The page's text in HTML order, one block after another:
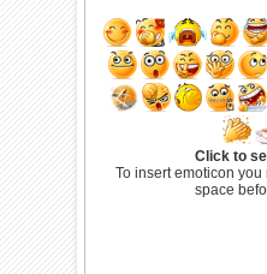
Click to
To insert emoticon
space